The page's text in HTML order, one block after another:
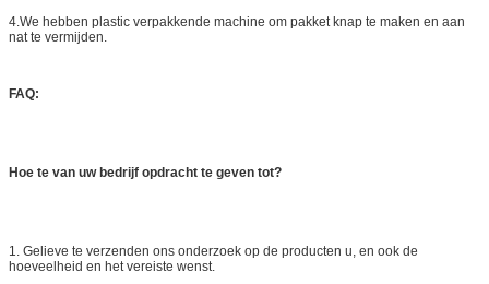
4.We hebben plastic verpakkende machine om pakket knap te maken en aan
nat te vermijden.
FAQ:
Hoe te van uw bedrijf opdracht te geven tot?
1. Gelieve te verzenden ons onderzoek op de producten u, en ook de
hoeveelheid en het vereiste wenst.